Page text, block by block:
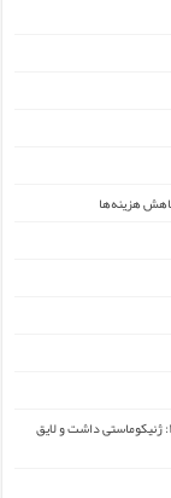
هزینه‌ها
انتقاد تند یوتیوبر کانادایی از قهرمانی سمسون داودا در مستر المپیا ۲۰۲۴: ژنیکوماستی داشت و لایق